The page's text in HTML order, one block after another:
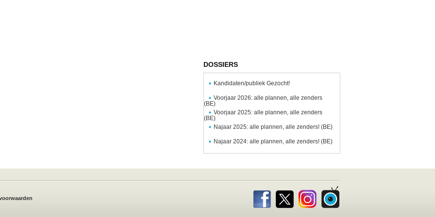
DOSSIERS
Kandidaten/publiek Gezocht!
Voorjaar 2026: alle plannen, alle zenders
(BE)
Voorjaar 2025: alle plannen, alle zenders
(BE)
Najaar 2025: alle plannen, alle zenders! (BE)
Najaar 2024: alle plannen, alle zenders! (BE)